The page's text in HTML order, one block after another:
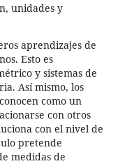
unidades y
aprendizajes de
Esto es
y sistemas de
Así mismo, los
como un
con otros
con el nivel de
pretende
medidas de